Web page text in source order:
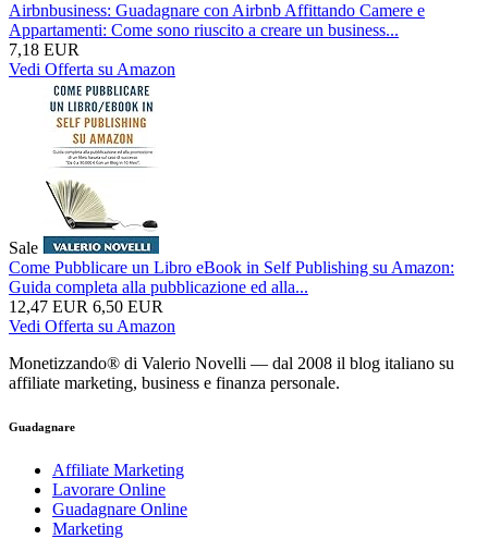
Airbnbusiness: Guadagnare con Airbnb Affittando Camere e
Appartamenti: Come sono riuscito a creare un business...
7,18 EUR
Vedi Offerta su Amazon
Sale
Come Pubblicare un Libro eBook in Self Publishing su Amazon:
Guida completa alla pubblicazione ed alla...
12,47 EUR 6,50 EUR
Vedi Offerta su Amazon
Monetizzando® di Valerio Novelli — dal 2008 il blog italiano su
affiliate marketing, business e finanza personale.
Guadagnare
Affiliate Marketing
Lavorare Online
Guadagnare Online
Marketing